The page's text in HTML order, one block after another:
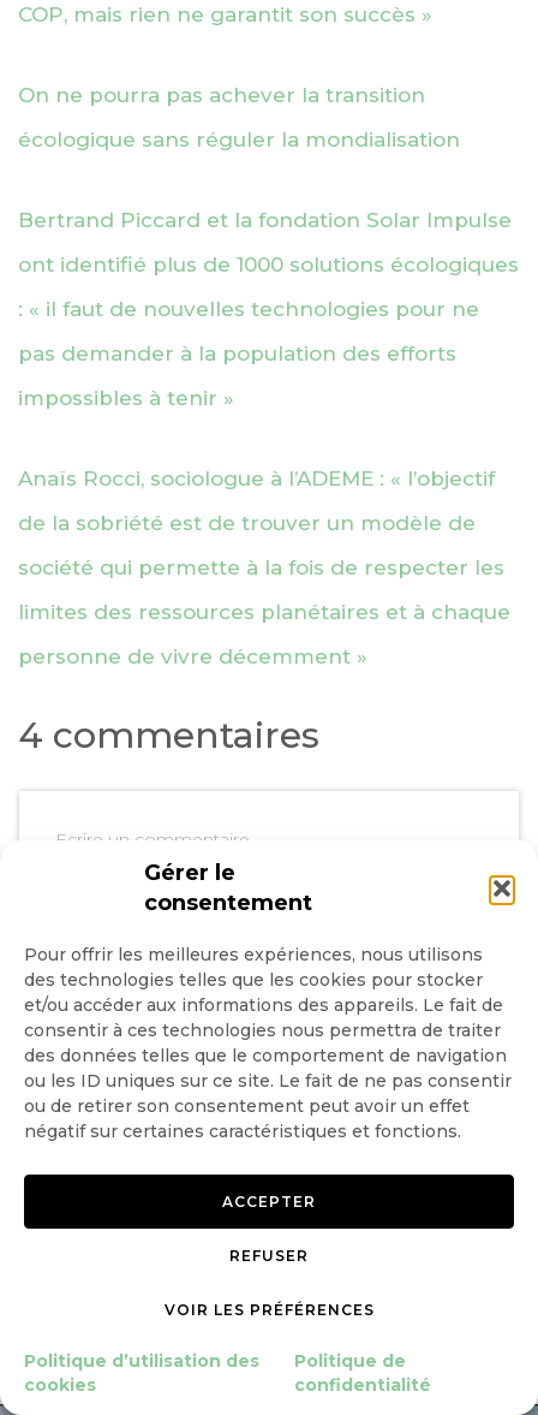
Gérer le
consentement
Pour offrir les meilleures expériences, nous utilisons
des technologies telles que les cookies pour stocker
et/ou accéder aux informations des appareils. Le fait de
consentir à ces technologies nous permettra de traiter
des données telles que le comportement de navigation
ou les ID uniques sur ce site. Le fait de ne pas consentir
ou de retirer son consentement peut avoir un effet
négatif sur certaines caractéristiques et fonctions.
ACCEPTER
REFUSER
VOIR LES PRÉFÉRENCES
Politique d’utilisation des
cookies
Politique de
confidentialité
COP, mais rien ne garantit son succès »
On ne pourra pas achever la transition
écologique sans réguler la mondialisation
Bertrand Piccard et la fondation Solar Impulse
ont identifié plus de 1000 solutions écologiques
: « il faut de nouvelles technologies pour ne
pas demander à la population des efforts
impossibles à tenir »
Anaïs Rocci, sociologue à l’ADEME : « l’objectif
de la sobriété est de trouver un modèle de
société qui permette à la fois de respecter les
limites des ressources planétaires et à chaque
personne de vivre décemment »
4 commentaires
Ecrire un commentaire
Balendard 27 octobre 2021
Vous avez raison Sandrine il y a
effectivement COP et COP
du deuxième chapitre sur la
LIRE LES COMMENTAIRES